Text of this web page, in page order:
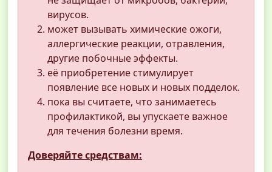
вирусов.
может вызывать химические ожоги,
аллергические реакции, отравления,
другие побочные эффекты.
её приобретение стимулирует
появление все новых и новых подделок.
пока вы считаете, что занимаетесь
профилактикой, вы упускаете важное
для течения болезни время.
Доверяйте средствам: